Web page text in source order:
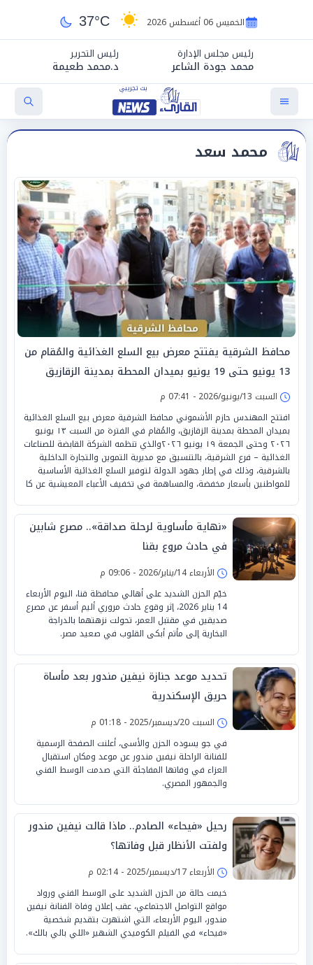
الخميس 06 أغسطس 2026 37°C
رئيس مجلس الإدارة
محمد جودة الشاعر
رئيس التحرير
د.محمد طعيمة
محمد سعد
محافظ الشرقية يفتتح معرض بيع السلع الغذائية والمُقام من
13 يونيو حتى 19 يونيو بميدان المحطة بمدينة الزقازيق
السبت 13/يونيو/2026 - 07:41 م
افتتح المهندس حازم الأشموني محافظ الشرقية معرض بيع السلع الغذائية
بميدان المحطة بمدينة الزقازيق، والمُقام في الفترة من السبت ١٣ يونيو
٢٠٢٦ وحتى الجمعة ١٩ يونيو ٢٠٢٦والذي تنظمه الشركة القابضة للصناعات
الغذائية – فرع الشرقية، بالتنسيق مع مديرية التموين والتجارة الداخلية
بالشرقية، وذلك في إطار جهود الدولة لتوفير السلع الغذائية الأساسية
للمواطنين بأسعار مخفضة، والمساهمة في تخفيف الأعباء المعيشية عن كا
«نهاية مأساوية لرحلة صداقة».. مصرع شابين
في حادث مروع بقنا
الأربعاء 14/يناير/2026 - 09:06 م
خيّم الحزن الشديد على أهالي محافظة قنا، اليوم الأربعاء
14 يناير 2026، إثر وقوع حادث مروري أليم أسفر عن مصرع
صديقين في مقتبل العمر، تحولت نزهتهما بالدراجة
البخارية إلى مأتم أبكى القلوب في صعيد مصر.
تحديد موعد جنازة نيفين مندور بعد مأساة
حريق الإسكندرية
السبت 20/ديسمبر/2025 - 01:18 م
في جو يسوده الحزن والأسى، أعلنت الصفحة الرسمية
للفنانة الراحلة نيفين مندور عن موعد ومكان استقبال
العزاء في وفاتها المفاجئة التي صدمت الوسط الفني
والجمهور المصري.
رحيل «فيحاء» الصادم.. ماذا قالت نيفين مندور
ولفتت الأنظار قبل وفاتها؟
الأربعاء 17/ديسمبر/2025 - 02:14 م
خيمت حالة من الحزن الشديد على الوسط الفني ورواد
مواقع التواصل الاجتماعي، عقب إعلان وفاة الفنانة نيفين
مندور، اليوم الأربعاء، التي اشتهرت بتقديم شخصية
«فيحاء» في الفيلم الكوميدي الشهير «اللي بالي بالك».